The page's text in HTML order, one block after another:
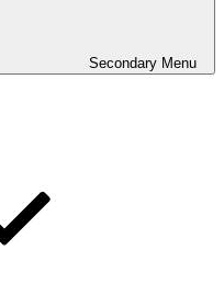
Secondary Menu